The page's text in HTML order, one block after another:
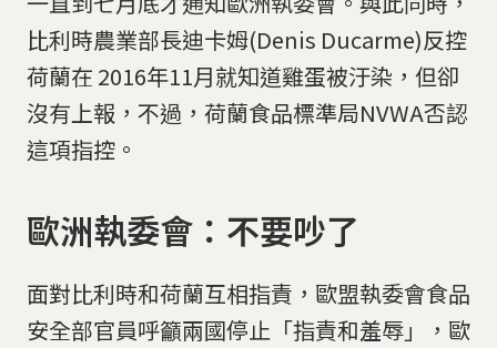
比利時農業部長迪卡姆(Denis Ducarme)反控
荷蘭在 2016年11月就知道雞蛋被汙染，但卻
沒有上報，不過，荷蘭食品標準局NVWA否認
這項指控。
歐洲執委會：不要吵了
面對比利時和荷蘭互相指責，歐盟執委會食品
安全部官員呼籲兩國停止「指責和羞辱」，歐